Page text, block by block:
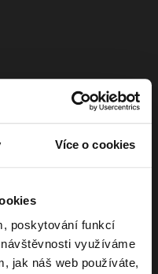
Více o cookies
poskytování funkcí
využíváme
jak náš web používáte,